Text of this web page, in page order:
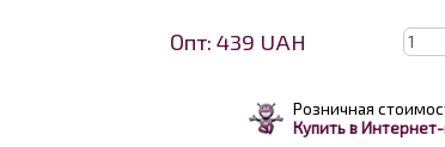
Опт: 439 UAH
Розничная
Купить в